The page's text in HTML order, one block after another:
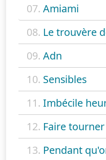
07. Amiami
08. Le trouvère
09. Adn
10. Sensibles
11. Imbécile
12. Faire tourner
13. Pendant